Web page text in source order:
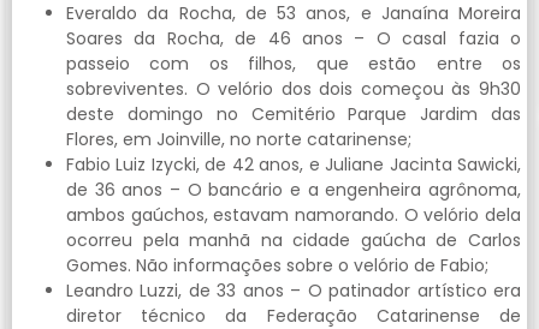
Everaldo da Rocha, de 53 anos, e Janaína Moreira
Soares da Rocha, de 46 anos – O casal fazia o
passeio com os filhos, que estão entre os
sobreviventes. O velório dos dois começou às 9h30
deste domingo no Cemitério Parque Jardim das
Flores, em Joinville, no norte catarinense;
Fabio Luiz Izycki, de 42 anos, e Juliane Jacinta Sawicki,
de 36 anos – O bancário e a engenheira agrônoma,
ambos gaúchos, estavam namorando. O velório dela
ocorreu pela manhã na cidade gaúcha de Carlos
Gomes. Não informações sobre o velório de Fabio;
Leandro Luzzi, de 33 anos – O patinador artístico era
diretor técnico da Federação Catarinense de